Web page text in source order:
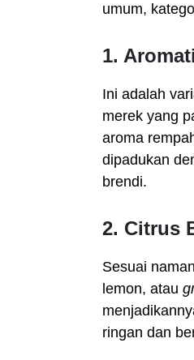
umum,
1.
Ini adalah
merek yang
aroma
dipadukan
brendi.
2. Citrus
Sesuai
lemon, atau
ringan dan